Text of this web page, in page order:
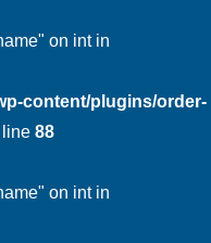
on int in
content/plugins/order-
88
on int in